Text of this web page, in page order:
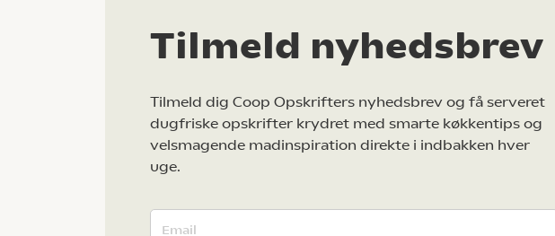
Tilmeld nyhedsbrev
Tilmeld dig Coop Opskrifters nyhedsbrev og få serveret
dugfriske opskrifter krydret med smarte køkkentips og
velsmagende madinspiration direkte i indbakken hver
uge.